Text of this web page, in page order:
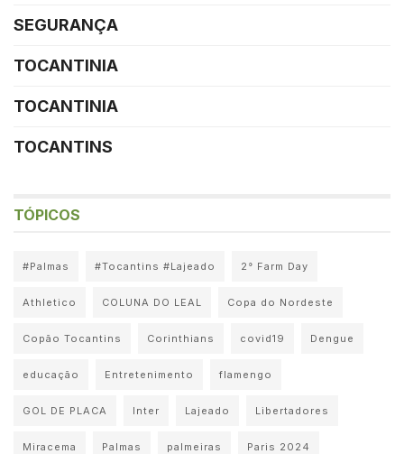
SEGURANÇA
TOCANTINIA
TOCANTINIA
TOCANTINS
TÓPICOS
#Palmas #Tocantins #Lajeado 2° Farm Day
Athletico COLUNA DO LEAL Copa do Nordeste
Copão Tocantins Corinthians covid19 Dengue
educação Entretenimento flamengo
GOL DE PLACA Inter Lajeado Libertadores
Miracema Palmas palmeiras Paris 2024